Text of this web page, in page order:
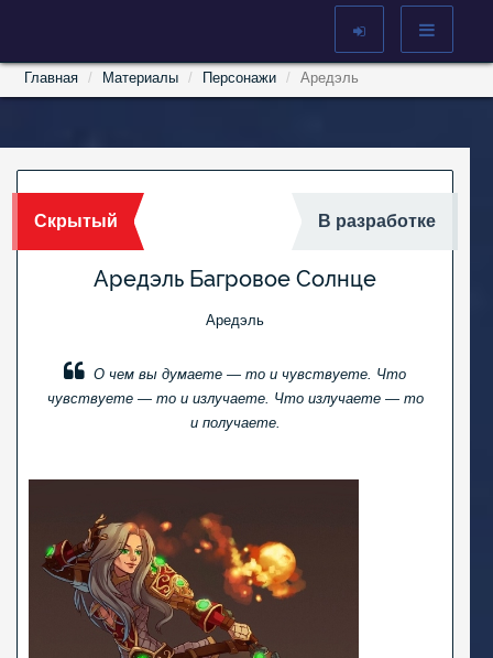
Главная Материалы Персонажи Аредэль
В разработке
Скрытый
Аредэль Багровое Солнце
Аредэль
О чем вы думаете — то и чувствуете. Что
чувствуете — то и излучаете. Что излучаете — то
и получаете.